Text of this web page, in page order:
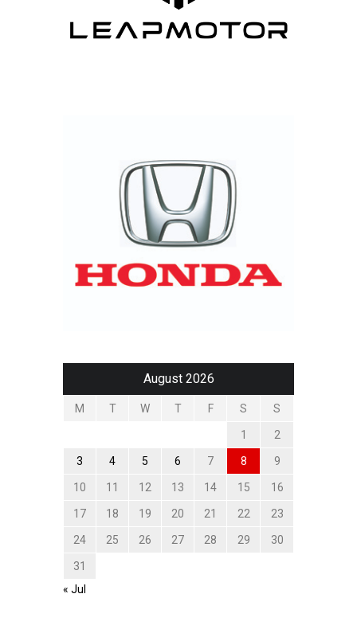
August 2026
M T W T F S S
1 2
3 4 5 6 7 8 9
10 11 12 13 14 15 16
17 18 19 20 21 22 23
24 25 26 27 28 29 30
31
« Jul